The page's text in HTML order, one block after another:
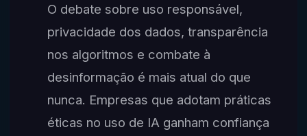
O debate sobre uso responsável,
privacidade dos dados, transparência
nos algoritmos e combate à
desinformação é mais atual do que
nunca. Empresas que adotam práticas
éticas no uso de IA ganham confiança